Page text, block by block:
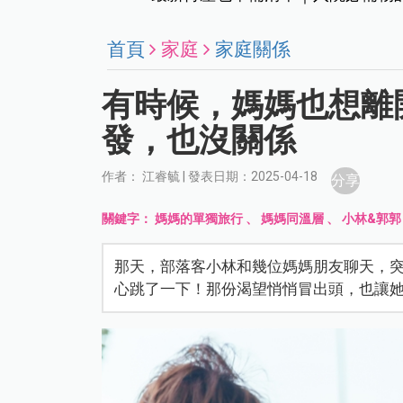
首頁 家庭 家庭關係
有時候，媽媽也想
發，也沒關係
作者： 江睿毓 | 發表日期：2025-04-18 分享
關鍵字：媽媽的單獨旅行 、媽媽同溫層 、小林&郭郭
那天，部落客小林和幾位媽媽朋友聊天，
心跳了一下！那份渴望悄悄冒出頭，也讓